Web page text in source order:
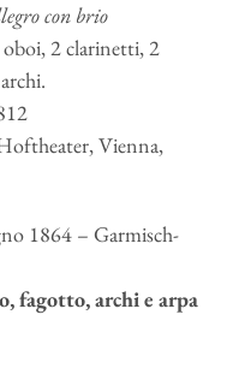
con brio
2 clarinetti, 2
Vienna,
1864 – Garmisch-
fagotto, archi e arpa